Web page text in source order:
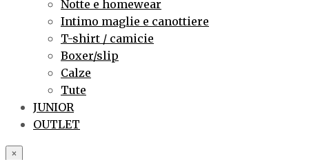
Notte e homewear
Intimo maglie e canottiere
T-shirt / camicie
Boxer/slip
Calze
Tute
JUNIOR
OUTLET
×